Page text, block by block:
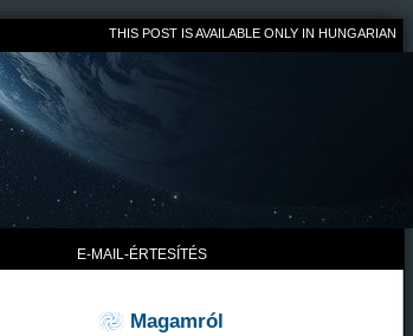
THIS POST IS AVAILABLE ONLY IN HUNGARIAN
E-MAIL-ÉRTESÍTÉS
Magamról